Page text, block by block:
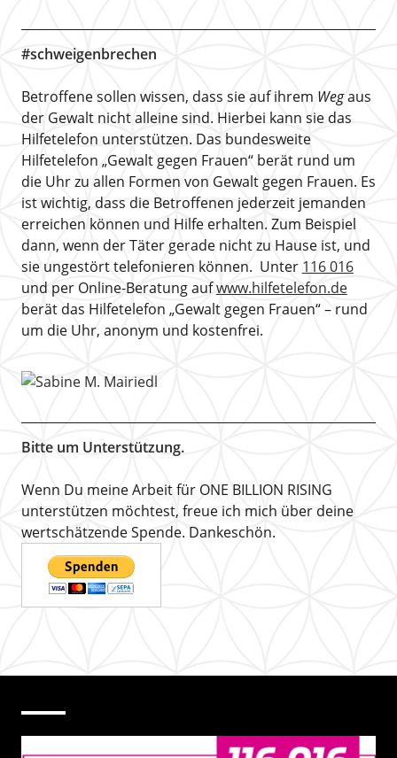
#schweigenbrechen
Betroffene sollen wissen, dass sie auf ihrem Wegaus
der Gewalt nicht alleine sind. Hierbei kann sie das
Hilfetelefon unterstützen. Das bundesweite
Hilfetelefon „Gewalt gegen Frauen“ berät rund um
die Uhr zu allen Formen von Gewalt gegen Frauen. Es
ist wichtig, dass die Betroffenen jederzeit jemanden
erreichen können und Hilfe erhalten. Zum Beispiel
dann, wenn der Täter gerade nicht zu Hause ist, und
sie ungestört telefonieren können. Unter 116 016
und per Online-Beratung aufwww.hilfetelefon.de
berät das Hilfetelefon „Gewalt gegen Frauen“ – rund
um die Uhr, anonym und kostenfrei.
Bitte um Unterstützung.
Wenn Du meine Arbeit für ONE BILLION RISING
unterstützen möchtest, freue ich mich über deine
wertschätzende Spende. Dankeschön.